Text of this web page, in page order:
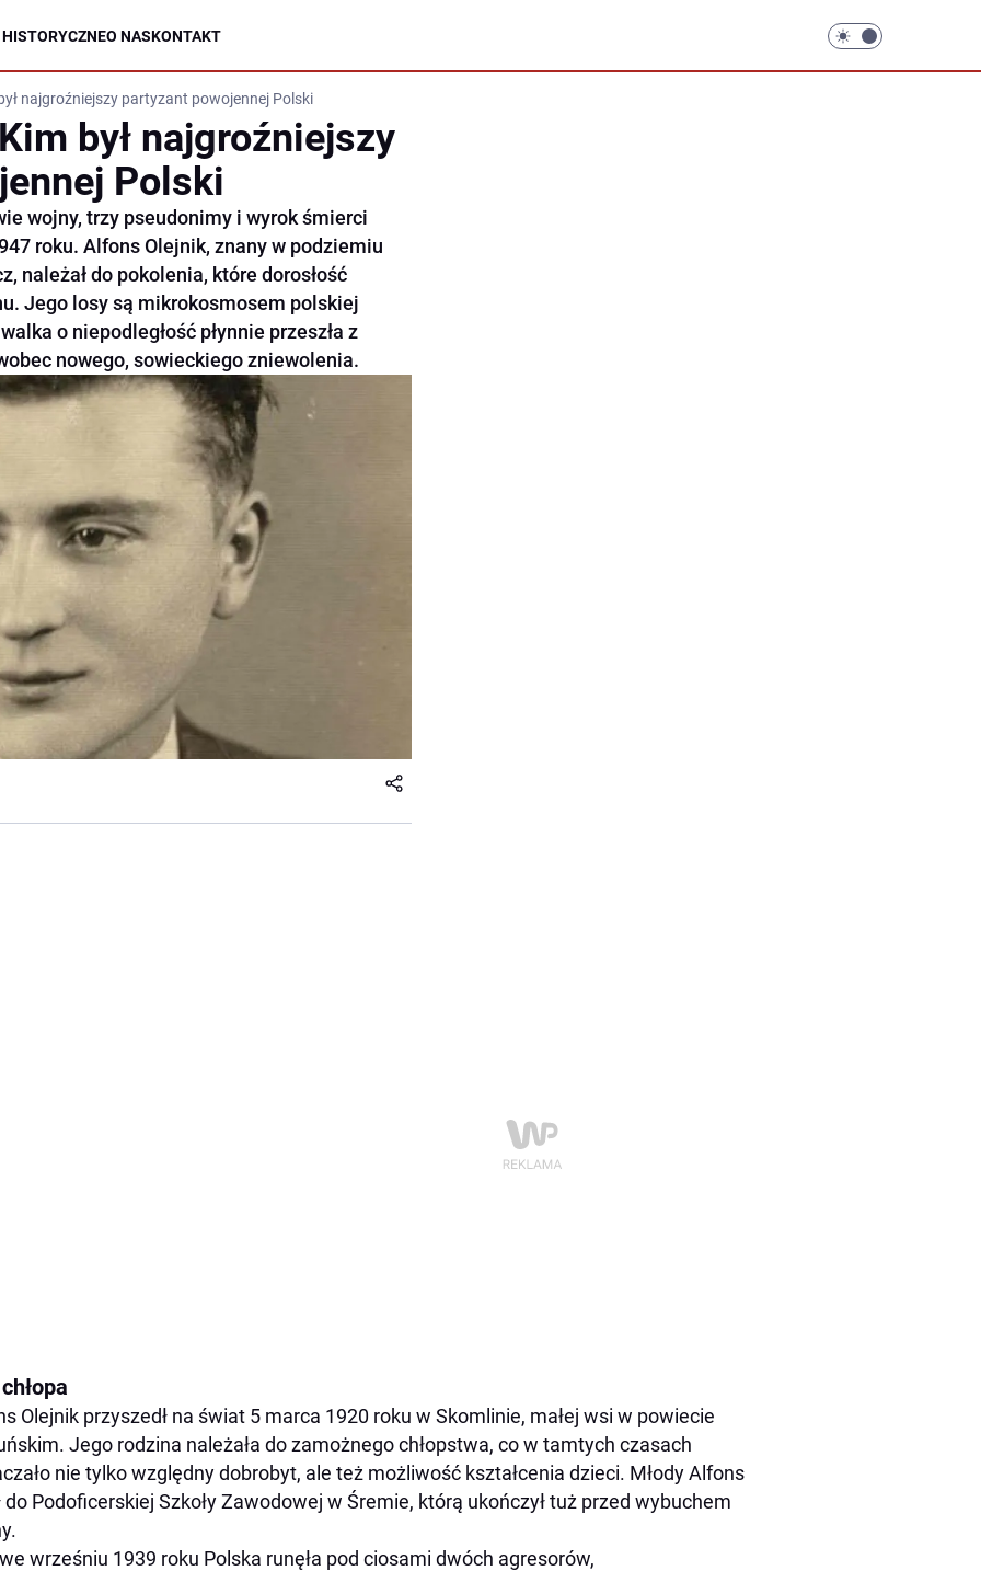
O NASKONTAKT
najgroźniejszy partyzant powojennej Polski
był najgroźniejszy
Polski
wojny, trzy pseudonimy i wyrok śmierci
roku. Alfons Olejnik, znany w podziemiu
należał do pokolenia, które dorosłość
Jego losy są mikrokosmosem polskiej
o niepodległość płynnie przeszła z
nowego, sowieckiego zniewolenia.
Olejnik przyszedł na świat 5 marca 1920 roku w Skomlinie, małej wsi w powiecie
Jego rodzina należała do zamożnego chłopstwa, co w tamtych czasach
nie tylko względny dobrobyt, ale też możliwość kształcenia dzieci. Młody Alfons
do Podoficerskiej Szkoły Zawodowej w Śremie, którą ukończył tuż przed wybuchem
wrześniu 1939 roku Polska runęła pod ciosami dwóch agresorów,